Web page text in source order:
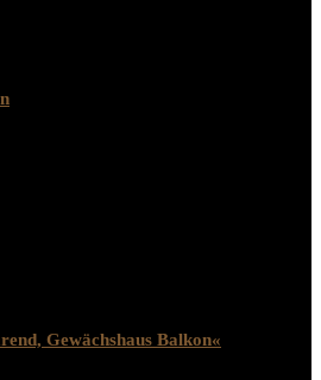
Gewächshaus Balkon«